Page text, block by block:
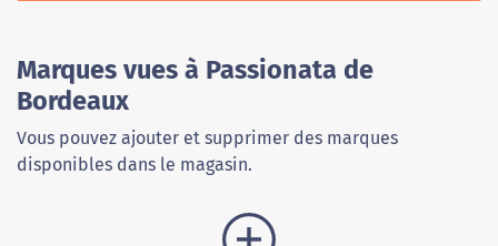
Marques vues à Passionata de
Bordeaux
Vous pouvez ajouter et supprimer des marques
disponibles dans le magasin.